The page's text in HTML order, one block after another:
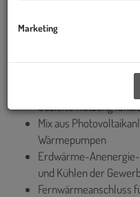
Klimafreundliches
Gezielte Nutzung
Mix aus
Wärmepumpen
Erdwärme-
und Kühlen der
Fernwärmeanschluss
Marketing